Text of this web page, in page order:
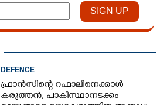
DEFENCE
ഫ്രാൻസിന്റെ റഫാലിനെക്കാൾ
കരുത്തൻ,​ പാകിസ്ഥാനടക്കം